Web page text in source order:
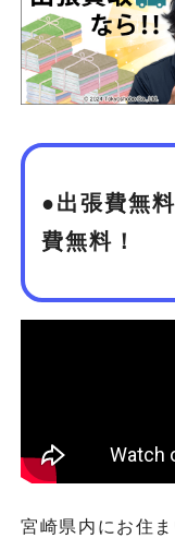
●出張費無
費無料！
宮崎県内にお住